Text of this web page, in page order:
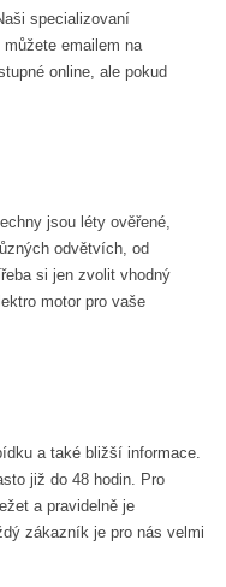
specializovaní
emailem na
online, ale pokud
jsou léty ověřené,
odvětvích, od
si jen zvolit vhodný
motor pro vaše
a také bližší informace.
již do 48 hodin. Pro
a pravidelně je
zákazník je pro nás velmi